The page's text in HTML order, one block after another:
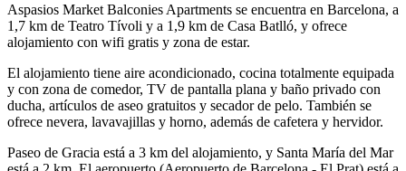
Aspasios Market Balconies Apartments se encuentra en Barcelona, a
1,7 km de Teatro Tívoli y a 1,9 km de Casa Batlló, y ofrece
alojamiento con wifi gratis y zona de estar.
El alojamiento tiene aire acondicionado, cocina totalmente equipada
y con zona de comedor, TV de pantalla plana y baño privado con
ducha, artículos de aseo gratuitos y secador de pelo. También se
ofrece nevera, lavavajillas y horno, además de cafetera y hervidor.
Paseo de Gracia está a 3 km del alojamiento, y Santa María del Mar